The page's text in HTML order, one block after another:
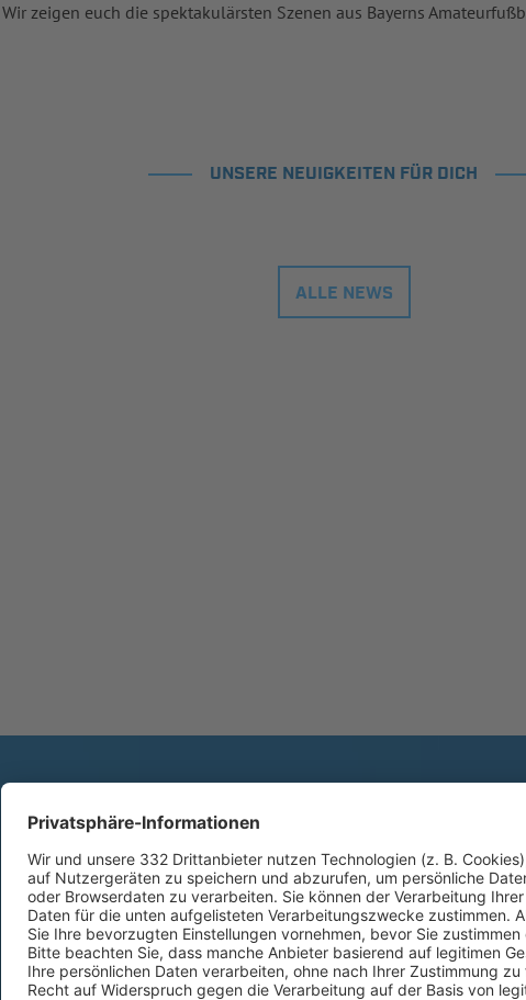
Wir zeigen euch die spektakulärsten Szenen aus Bayerns
UNSERE NEUIGKEITEN FÜR DICH
ALLE NEWS